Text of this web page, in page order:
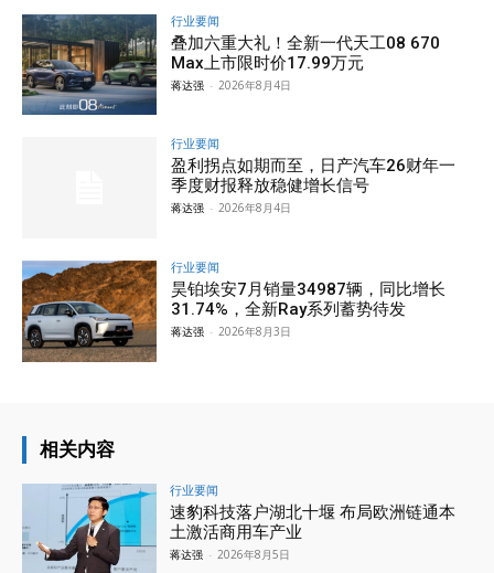
行业要闻
叠加六重大礼！全新一代天工08 670
Max上市限时价17.99万元
蒋达强 - 2026年8月4日
行业要闻
盈利拐点如期而至，日产汽车26财年一
季度财报释放稳健增长信号
蒋达强 - 2026年8月4日
行业要闻
昊铂埃安7月销量34987辆，同比增长
31.74%，全新Ray系列蓄势待发
蒋达强 - 2026年8月3日
相关内容
行业要闻
速豹科技落户湖北十堰 布局欧洲链通本
土激活商用车产业
蒋达强 - 2026年8月5日